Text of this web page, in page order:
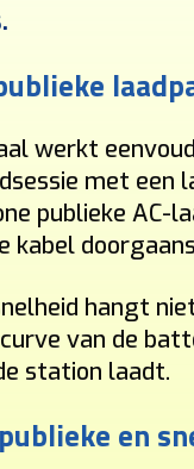
werkt
met een
publieke AC-
kabel
hangt
van de
station laadt.
en